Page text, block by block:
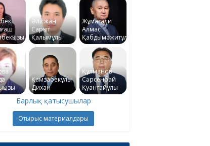
Әлісжан
Сарқыт
Қалымұлы
Жұмағали
Алмас
Қабдымәжитұлы
Қамзабекұлы
Дихан
Құлманов
Сәрсенбай
Қуантайұлы
Барлық қатысушылар
Отырыс материалдары